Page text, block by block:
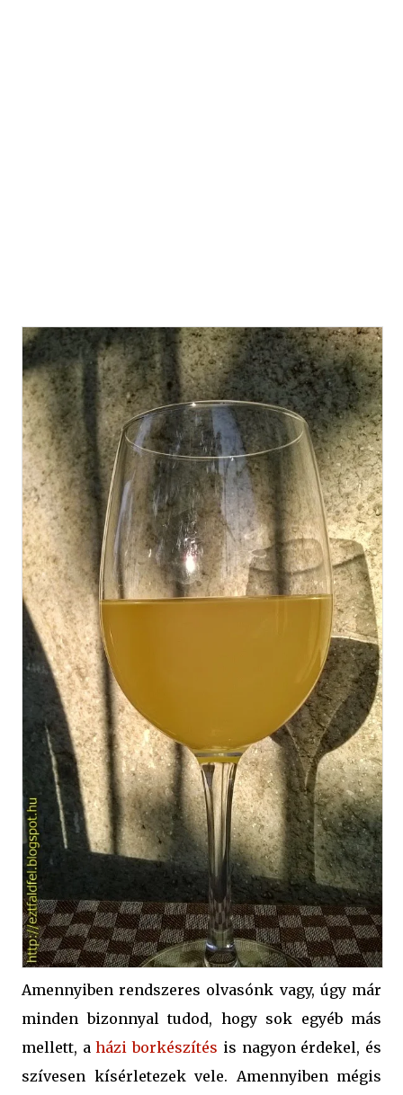
Amennyiben rendszeres olvasónk vagy, úgy már
minden bizonnyal tudod, hogy sok egyéb más
mellett, aházi borkészítés is nagyon érdekel, és
szívesen kísérletezek vele. Amennyiben mégis